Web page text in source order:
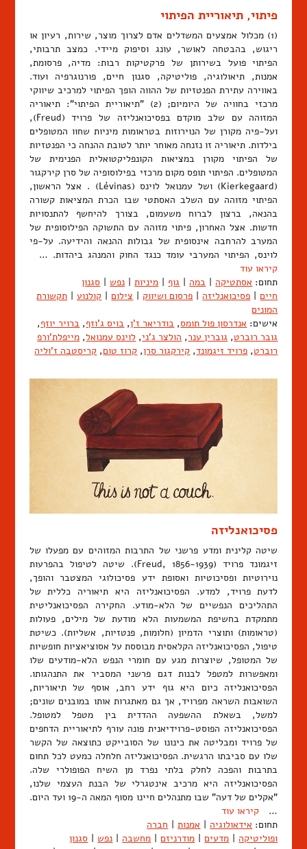
פיתוי, תיאוריית הפיתוי
(1) מכלול אמצעים המשדלים אדם לצרוך מוצר, שירות, רעיון או
ריגוש, בהבטחה לאושר, עונג וסיפוק מיידי. כמצב תרבותי,
הפיתוי פועל בשירותן של פרקטיקות רבות: מדיה, פרסומת,
אמנות, תיאולוגיה, פוליטיקה, סגנון חיים, פורנוגרפיה ועוד.
באווירה עתירת הפנטזיות של ההווה הופך הפיתוי למרכיב שיווקי
מרכזי בחוויה של היומיום; (2) "תיאוריית הפיתוי": תיאוריה
המזוהה עם שלב מוקדם בפסיכואנליזה של פרויד (Freud),
ועל-פיה מקורן של הנוירוזות בטראומות מיניות שחוו המטופלים
בילדות. תיאוריה זו נזנחה מאוחר יותר לטובת ההנחה כי הפנטזיות
של הפיתוי מקורן במציאות הקונפליקטואלית הפנימית של
המטופלים. הפיתוי תופס מקום מרכזי בפילוסופיה של סרן קירקגור
(Kierkegaard) ושל עמנואל לוינס (Lévinas) . אצל הראשון,
הפיתוי מזוהה עם השלב האסתטי שבו הכרת המציאות קשורה
בהנאה, ברצון לברוח משעמום, בצורך להיחשף להתנסויות
חדשות. אצל האחרון, פיתוי מזוהה עם התשוקה הפילוסופית של
המערב להרחבה אינסופית של גבולות ההנאה והידיעה. על-פי
לוינס, הפיתוי המערבי עומד כנגד החוק והמנהג ביהדות. …
קיראו עוד
תחום: אסתטיקה | במה | גוף | מיניות | נפש | סגנון
חיים | פסיכואנליזה | פרסום ושיווק | צילום | קולנוע | תקשורת
המונים
אישים: אנדרסון פול תומס, בודריאר ז'ן, בויס ג'וזף, ברויר יוזף,
גובר רוברט, גוברין ענר, הולצר ג'ני, לוינס עמנואל, מייפלת'ורפ
רוברט, פרויד זיגמונד, קירקגור סרן, קרוז טום, קריסטבה ז'וליה
פסיכואנליזה
שיטה קלינית ומדע פרשני של התרבות המזוהים עם מפעלו של
זיגמונד פרויד (Freud, 1856-1939). שיטה לטיפול בהפרעות
נוירוטיות ופסיכוטיות ואסופת ידע פסיכולוגי המצטבר והופך,
לדעת פרויד, למדע. הפסיכואנליזה היא תיאוריה כללית של
התהליכים הנפשיים של הלא-מודע. החקירה הפסיכואנליטית
מתמקדת בחשיפת המשמעות הלא מודעת של מילים, פעולות
(טראומות) ותוצרי הדמיון (חלומות, פנטזיות, אשליות). כשיטת
טיפול, הפסיכואנליזה הקלאסית מבוססת על אסוציאציות חופשיות
של המטופל, שיוצרות מגע עם חומרי הנפש הלא-מודעים שלו
ומאפשרות למטפל לבנות דגם פרשני המסביר את התנהגותו.
הפסיכואנליזה כיום היא גוף ידע רחב, אוסף של תיאוריות,
השואבות השראה מפרויד, אך גם מאתגרות אותו במובנים שונים;
למשל, בשאלת ההשפעה ההדדית בין מטפל למטופל.
הפסיכואנליזה הפוסט-פרוידיאנית פונה עורף לתיאוריית הדחפים
של פרויד ומבליטה את כינונו של הסובייקט כתוצאה של הקשר
שלו עם סביבתו הרגשית. הפסיכואנליזה חלחלה כמעט לכל תחום
בתרבות והפכה לחלק בלתי נפרד מן השיח הפופולרי שלה.
הפסיכואנליזה היא מרכיב אינטגרלי של הבנת העצמי שלנו,
"אקלים של דעה" שבו מתנהלים חיינו מסוף המאה ה-19 ועד היום.
… קיראו עוד
תחום: אידאולוגיה | אמנות | חברה
ופוליטיקה | מדעים | מודרניזם | מחשבה | נפש | סגנון